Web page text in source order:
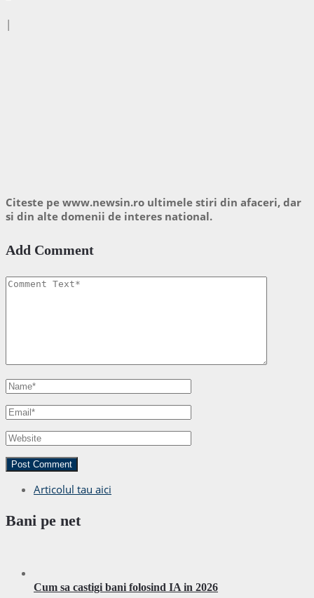
|
Citeste pe www.newsin.ro ultimele stiri din afaceri, dar
si din alte domenii de interes national.
Add Comment
Articolul tau aici
Bani pe net
Cum sa castigi bani folosind IA in 2026